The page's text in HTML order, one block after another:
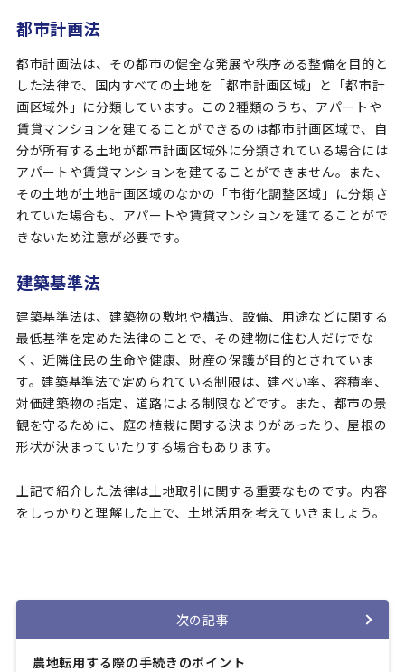
都市計画法
都市計画法は、その都市の健全な発展や秩序ある整備を目的と
した法律で、国内すべての土地を「都市計画区域」と「都市計
画区域外」に分類しています。この2種類のうち、アパートや
賃貸マンションを建てることができるのは都市計画区域で、自
分が所有する土地が都市計画区域外に分類されている場合には
アパートや賃貸マンションを建てることができません。また、
その土地が土地計画区域のなかの「市街化調整区域」に分類さ
れていた場合も、アパートや賃貸マンションを建てることがで
きないため注意が必要です。
建築基準法
建築基準法は、建築物の敷地や構造、設備、用途などに関する
最低基準を定めた法律のことで、その建物に住む人だけでな
く、近隣住民の生命や健康、財産の保護が目的とされていま
す。建築基準法で定められている制限は、建ぺい率、容積率、
対価建築物の指定、道路による制限などです。また、都市の景
観を守るために、庭の植栽に関する決まりがあったり、屋根の
形状が決まっていたりする場合もあります。
上記で紹介した法律は土地取引に関する重要なものです。内容
をしっかりと理解した上で、土地活用を考えていきましょう。
次の記事
農地転用する際の手続きのポイント